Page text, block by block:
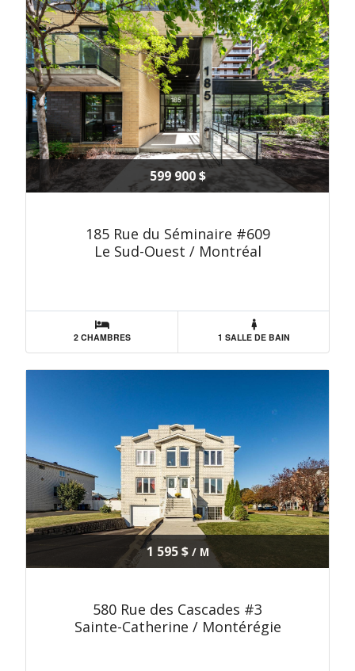
599 900 $
185 Rue du Séminaire #609
Le Sud-Ouest / Montréal
2 CHAMBRES 1 SALLE DE BAIN
1 595 $/ M
580 Rue des Cascades #3
Sainte-Catherine / Montérégie